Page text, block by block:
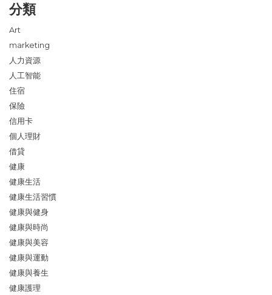
分類
Art
marketing
人力資源
人工智能
住宿
保險
信用卡
個人理財
借貸
健康
健康生活
健康生活習慣
健康與健身
健康與時尚
健康與美容
健康與運動
健康與養生
健康護理